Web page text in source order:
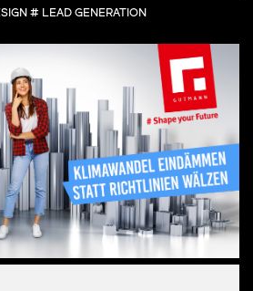
# LEAD GENERATION